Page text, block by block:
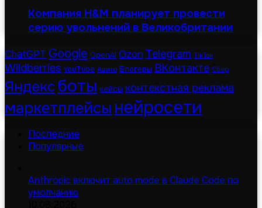
Компания H&M планирует провести
серию увольнений в Великобритании
ChatGPT Google OpenAI Ozon Telegram TikTok
Wildberries YouTube Авито Блогеры ВКонтакте Сбер
Яндексботы кейсы контекстная реклама
маркетплейсы нейросети
Последние
Популярные
Anthropic включит auto mode в Claude Code по
умолчанию